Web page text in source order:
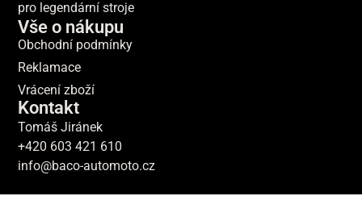
pro legendární stroje
Vše o nákupu
Obchodní podmínky
Reklamace
Vrácení zboží
Kontakt
Tomáš Jiránek
+420 603 421 610
info@baco-automoto.cz